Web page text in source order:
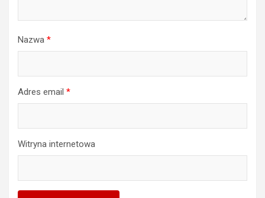
Nazwa *
Adres email *
Witryna internetowa